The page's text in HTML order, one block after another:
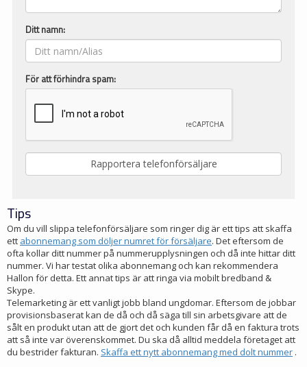
Ditt namn:
För att förhindra spam:
Tips
Om du vill slippa telefonförsäljare som ringer dig är ett tips att skaffa
ett abonnemang som döljer numret för försäljare. Det eftersom de
ofta kollar ditt nummer på nummerupplysningen och då inte hittar ditt
nummer. Vi har testat olika abonnemang och kan rekommendera
Hallon för detta. Ett annat tips är att ringa via mobilt bredband &
Skype.
Telemarketing är ett vanligt jobb bland ungdomar. Eftersom de jobbar
provisionsbaserat kan de då och då säga till sin arbetsgivare att de
sålt en produkt utan att de gjort det och kunden får då en faktura trots
att så inte var överenskommet. Du ska då alltid meddela företaget att
du bestrider fakturan. Skaffa ett nytt abonnemang med dolt nummer .